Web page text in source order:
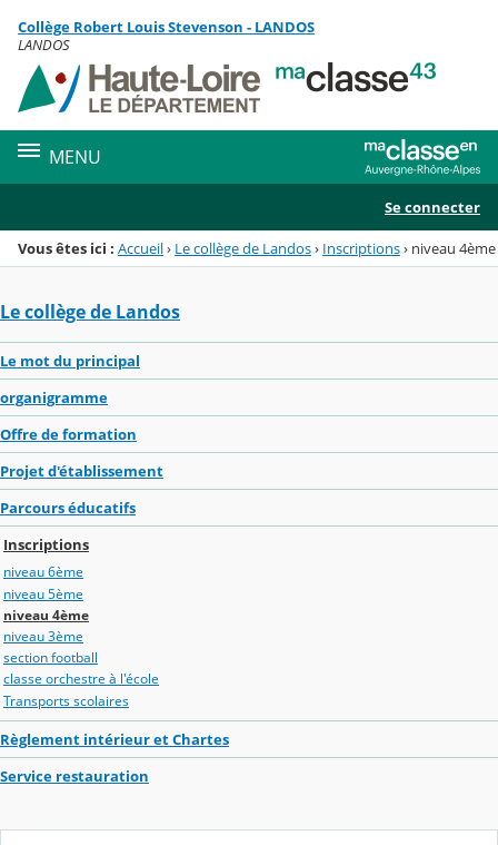
Menu de la rubrique
Contenu
Collège Robert Louis Stevenson - LANDOS
LANDOS
MENU
Se connecter
Vous êtes ici : Accueil› Le collège de Landos› Inscriptions› niveau 4ème
Le collège de Landos
Le mot du principal
organigramme
Offre de formation
Projet d'établissement
Parcours éducatifs
Inscriptions
niveau 6ème
niveau 5ème
niveau 4ème
niveau 3ème
section football
classe orchestre à l'école
Transports scolaires
Règlement intérieur et Chartes
Service restauration